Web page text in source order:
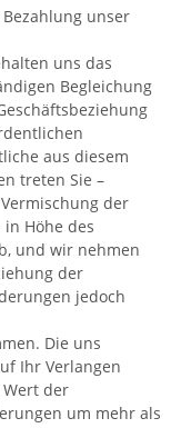
unser
uns das
Begleichung
aus diesem
treten Sie –
der
Höhe des
und wir nehmen
der
jedoch
Die uns
Ihr Verlangen
der
um mehr als